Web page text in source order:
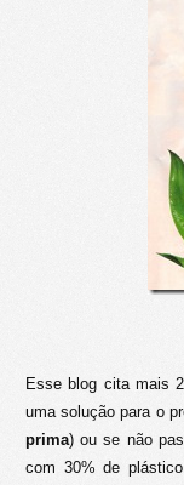
Esse blog cita mais
uma solução para o
prima) ou se não
com 30% de